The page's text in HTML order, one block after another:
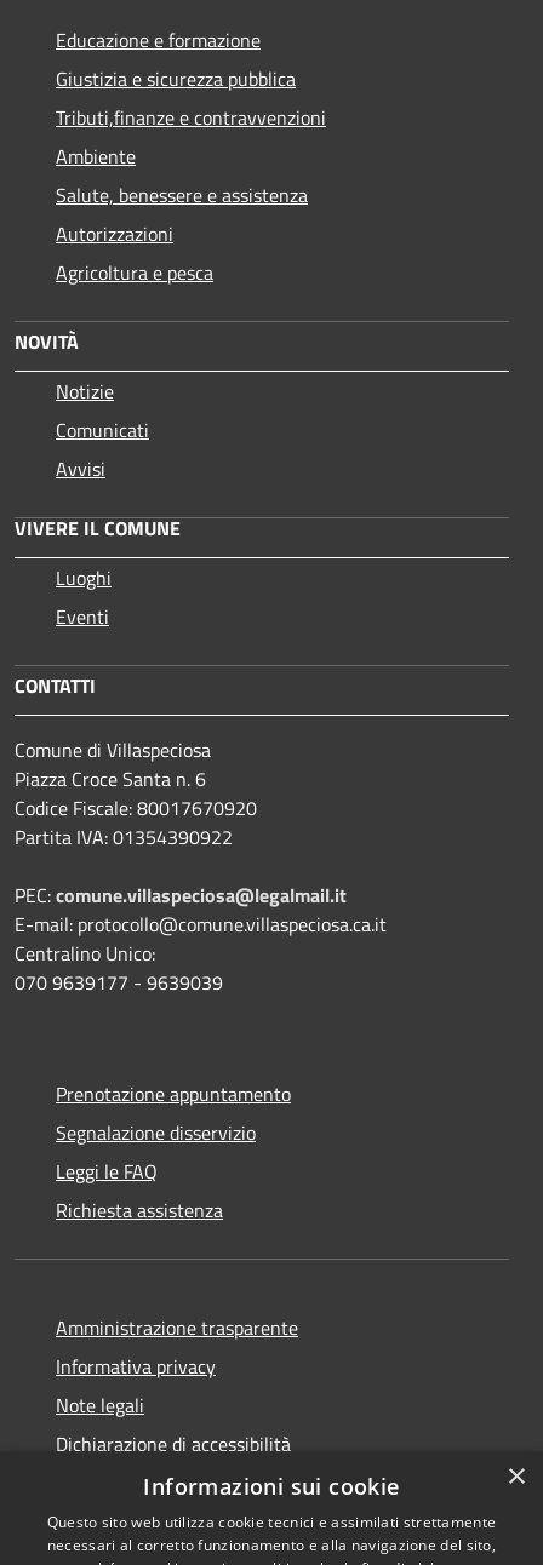
Educazione e formazione
Giustizia e sicurezza pubblica
Tributi,finanze e contravvenzioni
Ambiente
Salute, benessere e assistenza
Autorizzazioni
Agricoltura e pesca
NOVITÀ
Notizie
Comunicati
Avvisi
VIVERE IL COMUNE
Luoghi
Eventi
CONTATTI
Comune di Villaspeciosa
Piazza Croce Santa n. 6
Codice Fiscale: 80017670920
Partita IVA: 01354390922
PEC:comune.villaspeciosa@legalmail.it
E-mail: protocollo@comune.villaspeciosa.ca.it
Centralino Unico:
070 9639177 - 9639039
Prenotazione appuntamento
Segnalazione disservizio
Leggi le FAQ
Richiesta assistenza
Amministrazione trasparente
Informativa privacy
Note legali
Dichiarazione di accessibilità
×
Informazioni sui cookie
Questo sito web utilizza cookie tecnici e assimilati strettamente
necessari al corretto funzionamento e alla navigazione del sito,